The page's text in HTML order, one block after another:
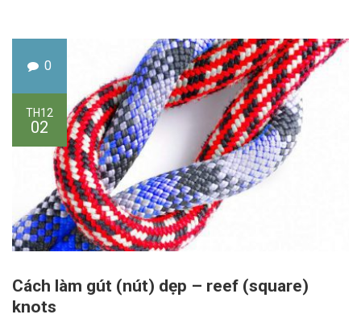
0
TH12
02
Cách làm gút (nút) dẹp – reef (square)
knots